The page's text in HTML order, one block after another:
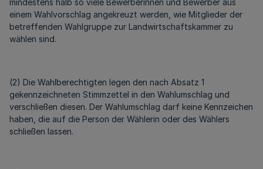
mindestens halb so viele Bewerberinnen und Bewerber aus
einem Wahlvorschlag angekreuzt werden, wie Mitglieder der
betreffenden Wahlgruppe zur Landwirtschaftskammer zu
wählen sind.
(2) Die Wahlberechtigten legen den nach Absatz 1
gekennzeichneten Stimmzettel in den Wahlumschlag und
verschließen diesen. Der Wahlumschlag darf keine Kennzeichen
haben, die auf die Person der Wählerin oder des Wählers
schließen lassen.